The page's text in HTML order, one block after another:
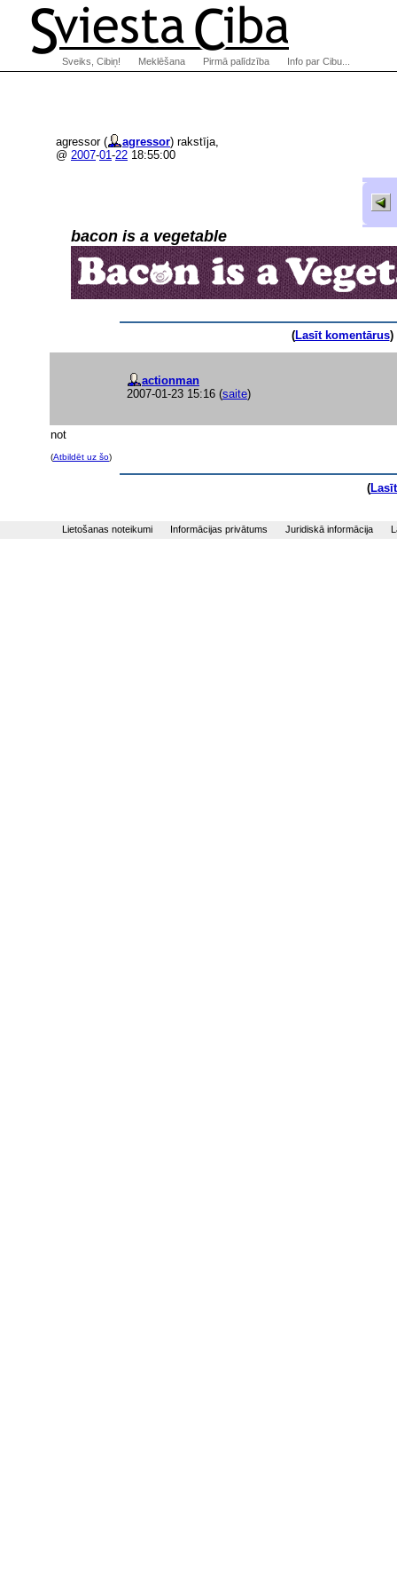
agressor ( agressor) rakstīja,
@ 2007-01-22 18:55:00
bacon is a vegetable
(Lasīt komentārus)
actionman
2007-01-23 15:16 (saite)
not
(Atbildēt uz šo)
(
Sveiks, Cibiņ! Meklēšana Pirmā palīdzība Info par Cibu...
Lietošanas noteikumi Informācijas privātums Juridiskā informācija